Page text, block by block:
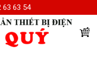
63 63 54